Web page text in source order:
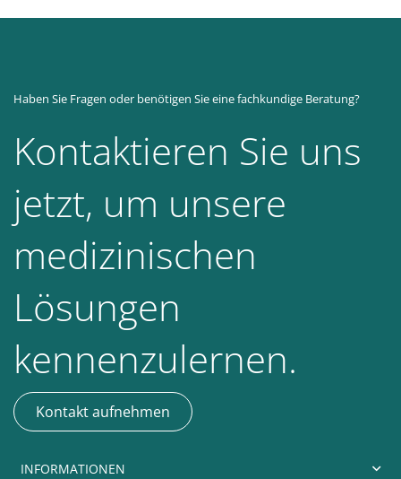
Haben Sie Fragen oder benötigen Sie eine fachkundige Beratung?
Kontaktieren Sie uns
jetzt, um unsere
medizinischen
Lösungen
kennenzulernen.
Kontakt aufnehmen
INFORMATIONEN